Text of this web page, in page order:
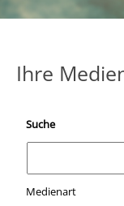
Ihre
Suche
Medienart